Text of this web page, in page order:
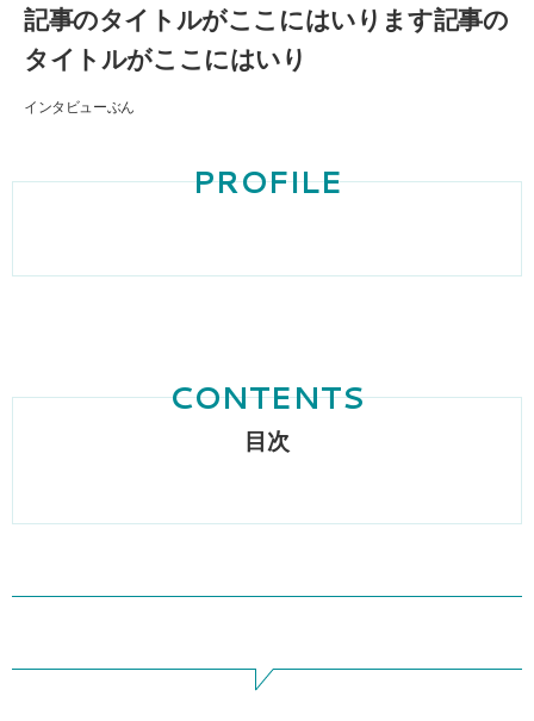
記事のタイトルがここにはいります記事の
タイトルがここにはいり
インタビューぶん
PROFILE
CONTENTS
目次